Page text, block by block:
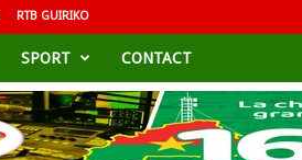
RTB GUIRIKO
SPORT CONTACT